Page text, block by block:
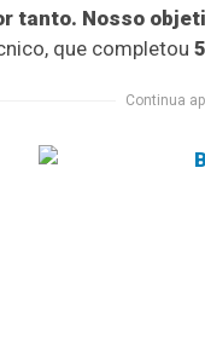
tanto. Nosso
que completou
Continua